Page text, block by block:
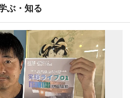
ぶ・知る